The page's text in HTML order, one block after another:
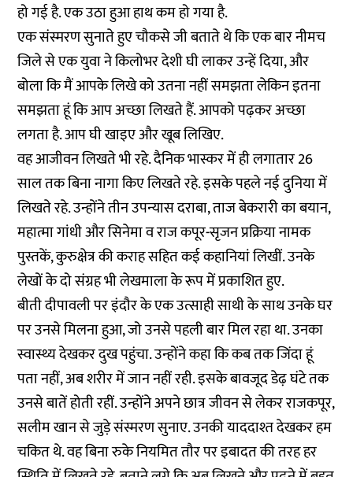
हो गई है. एक उठा हुआ हाथ कम हो गया है.
एक संस्मरण सुनाते हुए चौकसे जी बताते थे कि एक बार नीमच
जिले से एक युवा ने किलोभर देशी घी लाकर उन्हें दिया, और
बोला कि मैं आपके लिखे को उतना नहीं समझता लेकिन इतना
समझता हूं कि आप अच्छा लिखते हैं. आपको पढ़कर अच्छा
लगता है. आप घी खाइए और खूब लिखिए.
वह आजीवन लिखते भी रहे. दैनिक भास्कर में ही लगातार 26
साल तक बिना नागा किए लिखते रहे. इसके पहले नई दुनिया में
लिखते रहे. उन्होंने तीन उपन्यास दराबा, ताज बेकरारी का बयान,
महात्मा गांधी और सिनेमा व राज कपूर-सृजन प्रक्रिया नामक
पुस्तकें, कुरुक्षेत्र की कराह सहित कई कहानियां लिखीं. उनके
लेखों के दो संग्रह भी लेखमाला के रूप में प्रकाशित हुए.
बीती दीपावली पर इंदौर के एक उत्साही साथी के साथ उनके घर
पर उनसे मिलना हुआ, जो उनसे पहली बार मिल रहा था. उनका
स्वास्थ्य देखकर दुख पहुंचा. उन्होंने कहा कि कब तक जिंदा हूं
पता नहीं, अब शरीर में जान नहीं रही. इसके बावजूद डेढ़ घंटे तक
उनसे बातें होती रहीं. उन्होंने अपने छात्र जीवन से लेकर राजकपूर,
सलीम खान से जुड़े संस्मरण सुनाए. उनकी याददाश्त देखकर हम
चकित थे. वह बिना रुके नियमित तौर पर इबादत की तरह हर